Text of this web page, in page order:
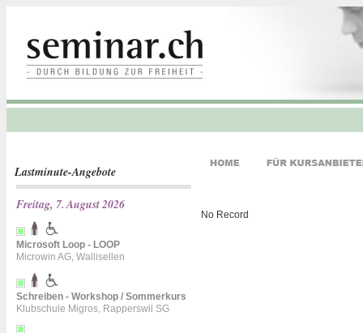
Lastminute-Angebote
Freitag, 7. August 2026
Microsoft Loop - LOOP
Microwin AG, Wallisellen
Schreiben - Workshop / Sommerkurs
Klubschule Migros, Rapperswil SG
No Record